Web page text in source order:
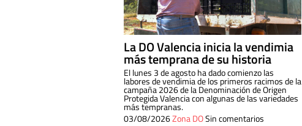
La DO Valencia inicia la vendimia
más temprana de su historia
El lunes 3 de agosto ha dado comienzo las
labores de vendimia de los primeros racimos de la
campaña 2026 de la Denominación de Origen
Protegida Valencia con algunas de las variedades
más tempranas.
03/08/2026Zona DOSin comentarios